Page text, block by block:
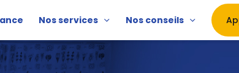
Nos services Nos conseils